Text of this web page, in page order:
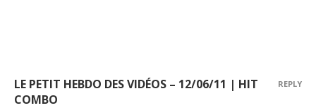
LE PETIT HEBDO DES VIDÉOS – 12/06/11 | HIT
COMBO
REPLY